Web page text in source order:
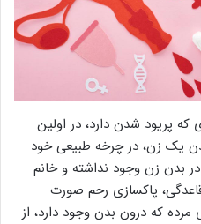
که پریود شدن دارد، در اولین
یک زن، در چرخه طبیعی خود
بدن زن وجود نداشته و خانم
پاکسازی رحم صورت
که درون بدن وجود دارد، از